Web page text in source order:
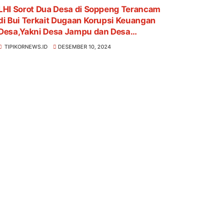
Sorot Dua Desa di Soppeng Terancam
Bui Terkait Dugaan Korupsi Keuangan
Desa Jampu dan Desa
TIPIKORNEWS.ID DESEMBER 10, 2024